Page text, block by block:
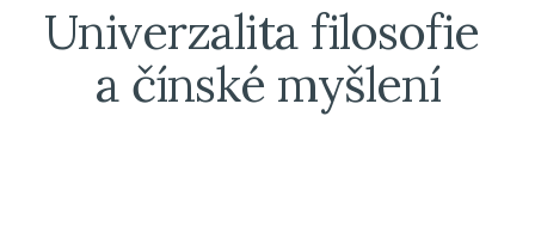
Univerzalita filosofie
a čínské myšlení